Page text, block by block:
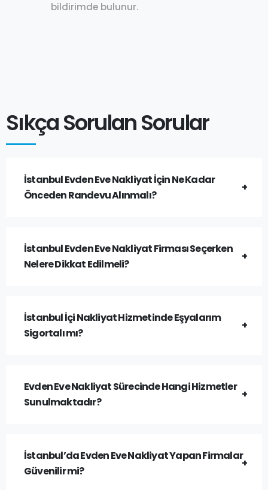
bildirimde bulunur.
Sıkça Sorulan Sorular
İstanbul Evden Eve Nakliyat İçin Ne Kadar
Önceden Randevu Alınmalı?
İstanbul Evden Eve Nakliyat Firması Seçerken
Nelere Dikkat Edilmeli?
İstanbul İçi Nakliyat Hizmetinde Eşyalarım
Sigortalı mı?
Evden Eve Nakliyat Sürecinde Hangi Hizmetler
Sunulmaktadır?
İstanbul’da Evden Eve Nakliyat Yapan Firmalar
Güvenilir mi?